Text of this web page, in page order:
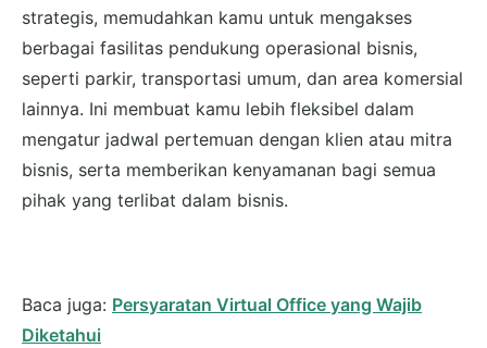
strategis, memudahkan kamu untuk mengakses
berbagai fasilitas pendukung operasional bisnis,
seperti parkir, transportasi umum, dan area komersial
lainnya. Ini membuat kamu lebih fleksibel dalam
mengatur jadwal pertemuan dengan klien atau mitra
bisnis, serta memberikan kenyamanan bagi semua
pihak yang terlibat dalam bisnis.
Baca juga: Persyaratan Virtual Office yang Wajib
Diketahui